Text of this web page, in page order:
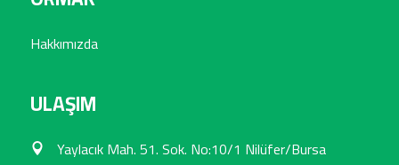
Hakkımızda
ULAŞIM
Yaylacık Mah. 51. Sok. No:10/1 Nilüfer/Bursa